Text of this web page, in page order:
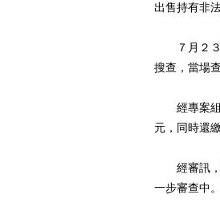
出售持有非
７月２３
搜查，當場
經專案組
元，同時還
經審訊，
一步審查中。